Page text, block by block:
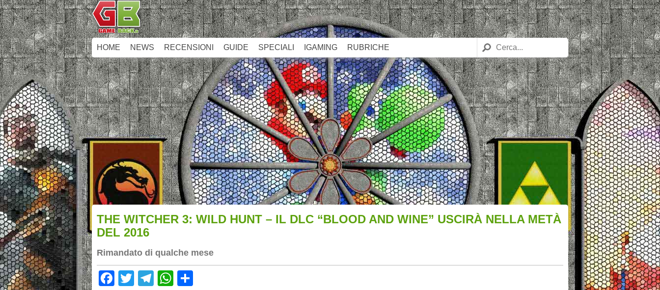
HOME NEWS RECENSIONI GUIDE SPECIALI IGAMING RUBRICHE
THE WITCHER 3: WILD HUNT – IL DLC “BLOOD AND WINE” USCIRÀ NELLA METÀ
DEL 2016
Rimandato di qualche mese
Facebook
TwitterTelegram
WhatsApp